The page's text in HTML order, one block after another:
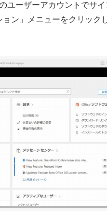
ユーザーアカウントでサ
ン」メニューをクリック